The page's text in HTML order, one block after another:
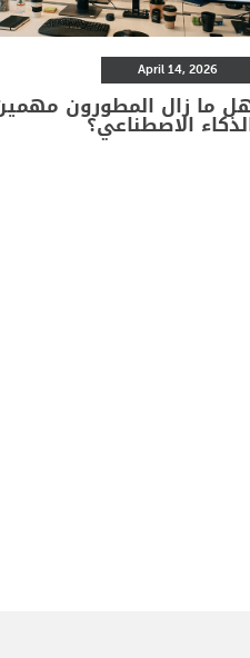
April 14, 2026
ما زال المطورون
الاصطناعي؟